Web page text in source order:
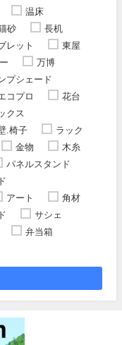
温床
砂
長机
レット
東屋
万博
プシェード
コプロ
花台
クス
.椅子
ラック
金物
木糸
パネルスタンド
アート
角材
サシェ
弁当箱